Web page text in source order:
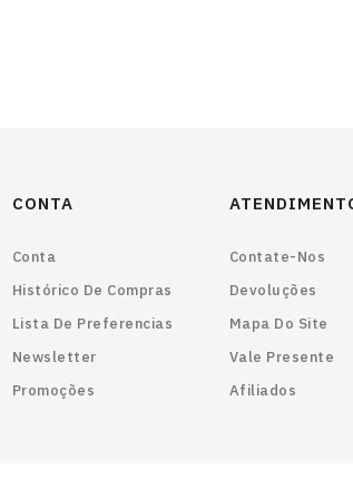
CONTA
Conta
Histórico De Compras
Lista De Preferencias
Newsletter
Promoções
Contate-Nos
Devoluções
Mapa Do Site
Vale Presente
Afiliados